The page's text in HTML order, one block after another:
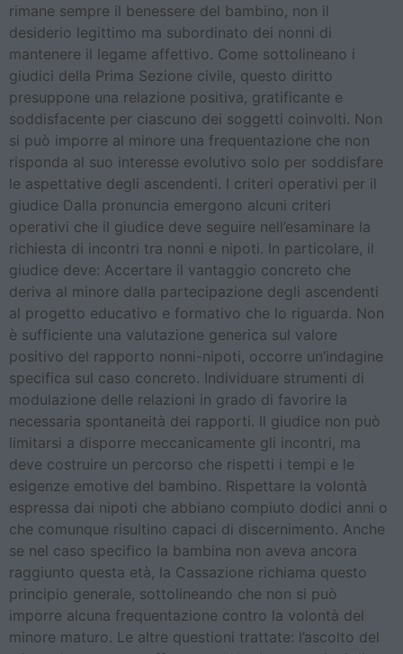
rimane sempre il benessere del bambino, non il
desiderio legittimo ma subordinato dei nonni di
mantenere il legame affettivo. Come sottolineano i
giudici della Prima Sezione civile, questo diritto
presuppone una relazione positiva, gratificante e
soddisfacente per ciascuno dei soggetti coinvolti. Non
si può imporre al minore una frequentazione che non
risponda al suo interesse evolutivo solo per soddisfare
le aspettative degli ascendenti. I criteri operativi per il
giudice Dalla pronuncia emergono alcuni criteri
operativi che il giudice deve seguire nell’esaminare la
richiesta di incontri tra nonni e nipoti. In particolare, il
giudice deve: Accertare il vantaggio concreto che
deriva al minore dalla partecipazione degli ascendenti
al progetto educativo e formativo che lo riguarda. Non
è sufficiente una valutazione generica sul valore
positivo del rapporto nonni-nipoti, occorre un’indagine
specifica sul caso concreto. Individuare strumenti di
modulazione delle relazioni in grado di favorire la
necessaria spontaneità dei rapporti. Il giudice non può
limitarsi a disporre meccanicamente gli incontri, ma
deve costruire un percorso che rispetti i tempi e le
esigenze emotive del bambino. Rispettare la volontà
espressa dai nipoti che abbiano compiuto dodici anni o
che comunque risultino capaci di discernimento. Anche
se nel caso specifico la bambina non aveva ancora
raggiunto questa età, la Cassazione richiama questo
principio generale, sottolineando che non si può
imporre alcuna frequentazione contro la volontà del
minore maturo. Le altre questioni trattate: l’ascolto del